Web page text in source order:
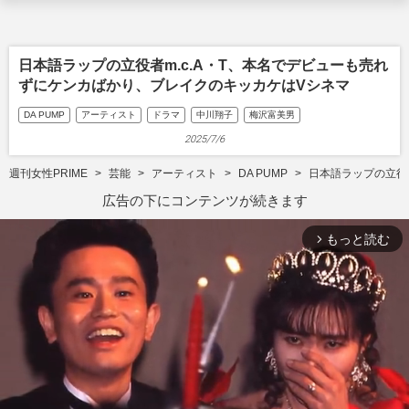
日本語ラップの立役者m.c.A・T、本名でデビューも売れ
ずにケンカばかり、ブレイクのキッカケはVシネマ
DA PUMP アーティスト ドラマ 中川翔子 梅沢富美男
2025/7/6
週刊女性PRIME 芸能 アーティスト DA PUMP 日本語ラップの立
広告の下にコンテンツが続きます
arrow_forward_ios もっと読む